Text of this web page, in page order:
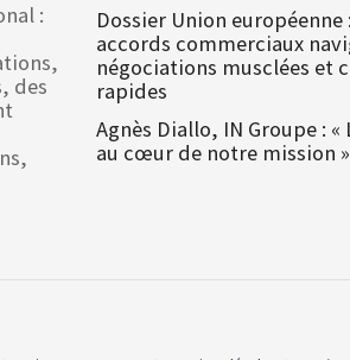
:
des
Dossier Union européenne
accords commerciaux
négociations musclées et
rapides
Agnès Diallo, IN Groupe :
au cœur de notre mission »